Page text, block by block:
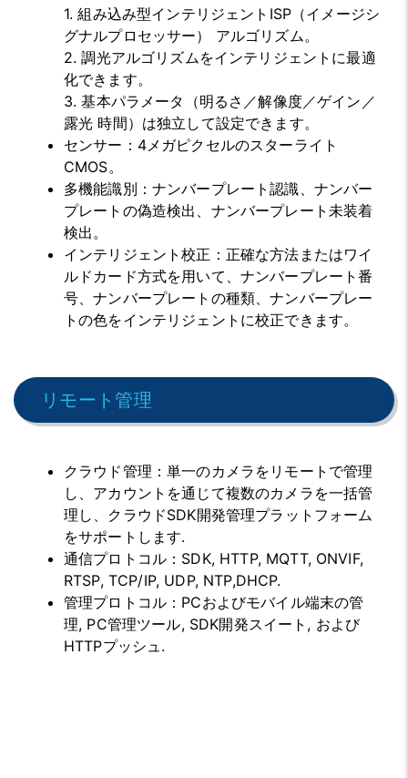
1. 組み込み型インテリジェントISP（イメージシ
グナルプロセッサー） アルゴリズム。
2. 調光アルゴリズムをインテリジェントに最適
化できます。
3. 基本パラメータ（明るさ／解像度／ゲイン／
露光 時間）は独立して設定できます。
センサー ： 4メガピクセルのスターライト
CMOS。
多機能識別 ： ナンバープレート認識、ナンバー
プレートの偽造検出、ナンバープレート未装着
検出。
インテリジェント校正 ： 正確な方法またはワイ
ルドカード方式を用いて、ナンバープレート番
号、ナンバープレートの種類、ナンバープレー
トの色をインテリジェントに校正できます。
リモート管理
クラウド管理 ：単一のカメラをリモートで管理
し、アカウントを通じて複数のカメラを一括管
理し、クラウドSDK開発管理プラットフォーム
をサポートします.
通信プロトコル ： SDK, HTTP, MQTT, ONVIF,
RTSP, TCP/IP, UDP, NTP,DHCP.
管理プロトコル ： PCおよびモバイル端末の管
理, PC管理ツール, SDK開発スイート, および
HTTPプッシュ.